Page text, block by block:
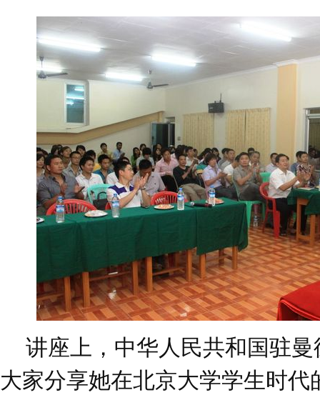
讲座上，中华人民共和国驻曼
大家分享她在北京大学学生时